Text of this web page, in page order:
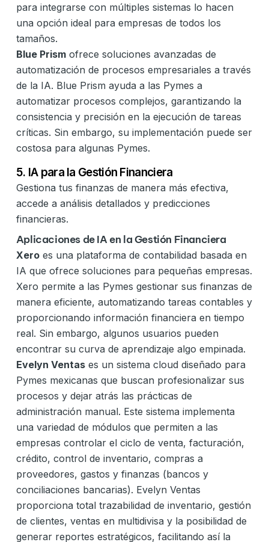
para integrarse con múltiples sistemas lo hacen
una opción ideal para empresas de todos los
tamaños.
Blue Prismofrece soluciones avanzadas de
automatización de procesos empresariales a través
de la IA. Blue Prism ayuda a las Pymes a
automatizar procesos complejos, garantizando la
consistencia y precisión en la ejecución de tareas
críticas. Sin embargo, su implementación puede ser
costosa para algunas Pymes.
5. IA para la Gestión Financiera
Gestiona tus finanzas de manera más efectiva,
accede a análisis detallados y predicciones
financieras.
Aplicaciones de IA en la Gestión Financiera
Xeroes una plataforma de contabilidad basada en
IA que ofrece soluciones para pequeñas empresas.
Xero permite a las Pymes gestionar sus finanzas de
manera eficiente, automatizando tareas contables y
proporcionando información financiera en tiempo
real. Sin embargo, algunos usuarios pueden
encontrar su curva de aprendizaje algo empinada.
Evelyn Ventases un sistema cloud diseñado para
Pymes mexicanas que buscan profesionalizar sus
procesos y dejar atrás las prácticas de
administración manual. Este sistema implementa
una variedad de módulos que permiten a las
empresas controlar el ciclo de venta, facturación,
crédito, control de inventario, compras a
proveedores, gastos y finanzas (bancos y
conciliaciones bancarias). Evelyn Ventas
proporciona total trazabilidad de inventario, gestión
de clientes, ventas en multidivisa y la posibilidad de
generar reportes estratégicos, facilitando así la